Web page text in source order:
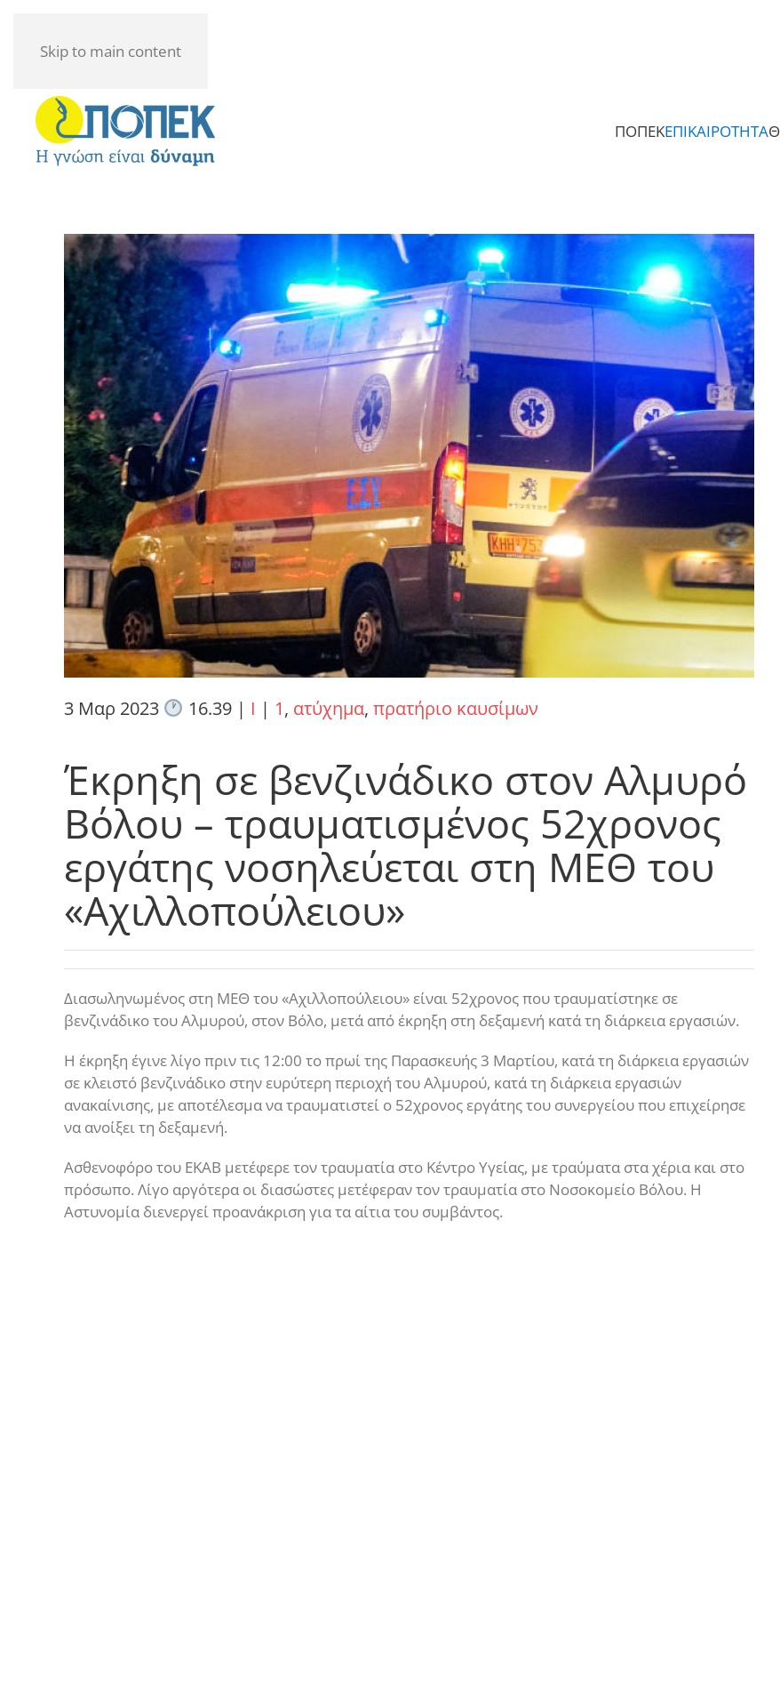
Skip to main content
ΠΟΠΕΚΕΠΙΚΑΙΡΟΤΗΤΑ
3 Μαρ 2023 16.39| I | 1, ατύχημα, πρατήριο καυσίμων
Έκρηξη σε βενζινάδικο στον Αλμυρό
Βόλου – τραυματισμένος 52χρονος
εργάτης νοσηλεύεται στη ΜΕΘ του
«Αχιλλοπούλειου»
Διασωληνωμένος στη ΜΕΘ του «Αχιλλοπούλειου» είναι 52χρονος που τραυματίστηκε σε
βενζινάδικο του Αλμυρού, στον Βόλο, μετά από έκρηξη στη δεξαμενή κατά τη διάρκεια εργασιών.
Η έκρηξη έγινε λίγο πριν τις 12:00 το πρωί της Παρασκευής 3 Μαρτίου, κατά τη διάρκεια εργασιών
σε κλειστό βενζινάδικο στην ευρύτερη περιοχή του Αλμυρού, κατά τη διάρκεια εργασιών
ανακαίνισης, με αποτέλεσμα να τραυματιστεί ο 52χρονος εργάτης του συνεργείου που επιχείρησε
να ανοίξει τη δεξαμενή.
Ασθενοφόρο του ΕΚΑΒ μετέφερε τον τραυματία στο Κέντρο Υγείας, με τραύματα στα χέρια και στο
πρόσωπο. Λίγο αργότερα οι διασώστες μετέφεραν τον τραυματία στο Νοσοκομείο Βόλου. Η
Αστυνομία διενεργεί προανάκριση για τα αίτια του συμβάντος.